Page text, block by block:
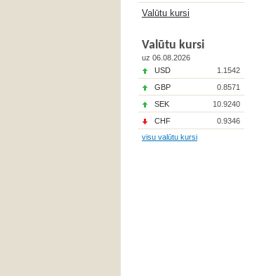
Valūtu kursi
Valūtu kursi
uz 06.08.2026
USD
1.1542
GBP
0.8571
SEK
10.9240
CHF
0.9346
visu valūtu kursi